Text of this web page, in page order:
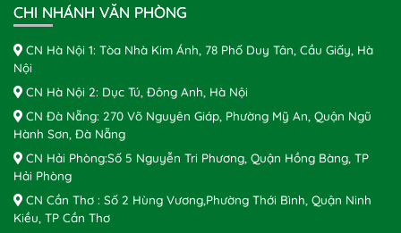
CHI NHÁNH VĂN PHÒNG
CN Hà Nội 1: Tòa Nhà Kim Ánh, 78 Phố Duy Tân, Cầu Giấy, Hà
Nội
CN Hà Nội 2: Dục Tú, Đông Anh, Hà Nội
CN Đà Nẵng: 270 Võ Nguyên Giáp, Phường Mỹ An, Quận Ngũ
Hành Sơn, Đà Nẵng
CN Hải Phòng:Số 5 Nguyễn Tri Phương, Quận Hồng Bàng, TP
Hải Phòng
CN Cần Thơ : Số 2 Hùng Vương,Phường Thới Bình, Quận Ninh
Kiều, TP Cần Thơ